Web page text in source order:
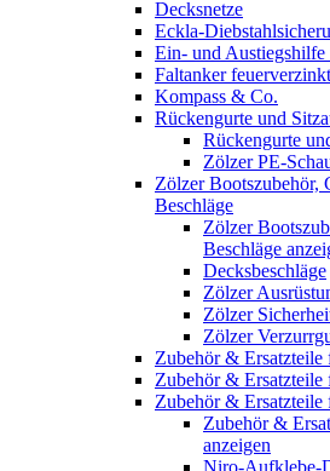
Decksnetze
Eckla-
Ein- und
Faltanker feuerverzinkt
Kompass & Co.
Rückengurte und
Rückengurte
Zölzer PE-
Zölzer Bootszubehör,
Beschläge
Zölzer
Beschläge
Decksbeschläge
Zölzer
Zölzer
Zölzer
Zubehör & Ersatzteile
Zubehör & Ersatzteile
Zubehör &
Zubehör &
anzeigen
Niro-Aufklebe-